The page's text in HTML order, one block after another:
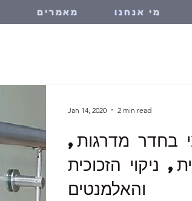
מי אנחנו מאמרים
בחדר מדרגות,
ניקוי הזכוכית
והאלמנטים
Jan 14, 2020 2 min read